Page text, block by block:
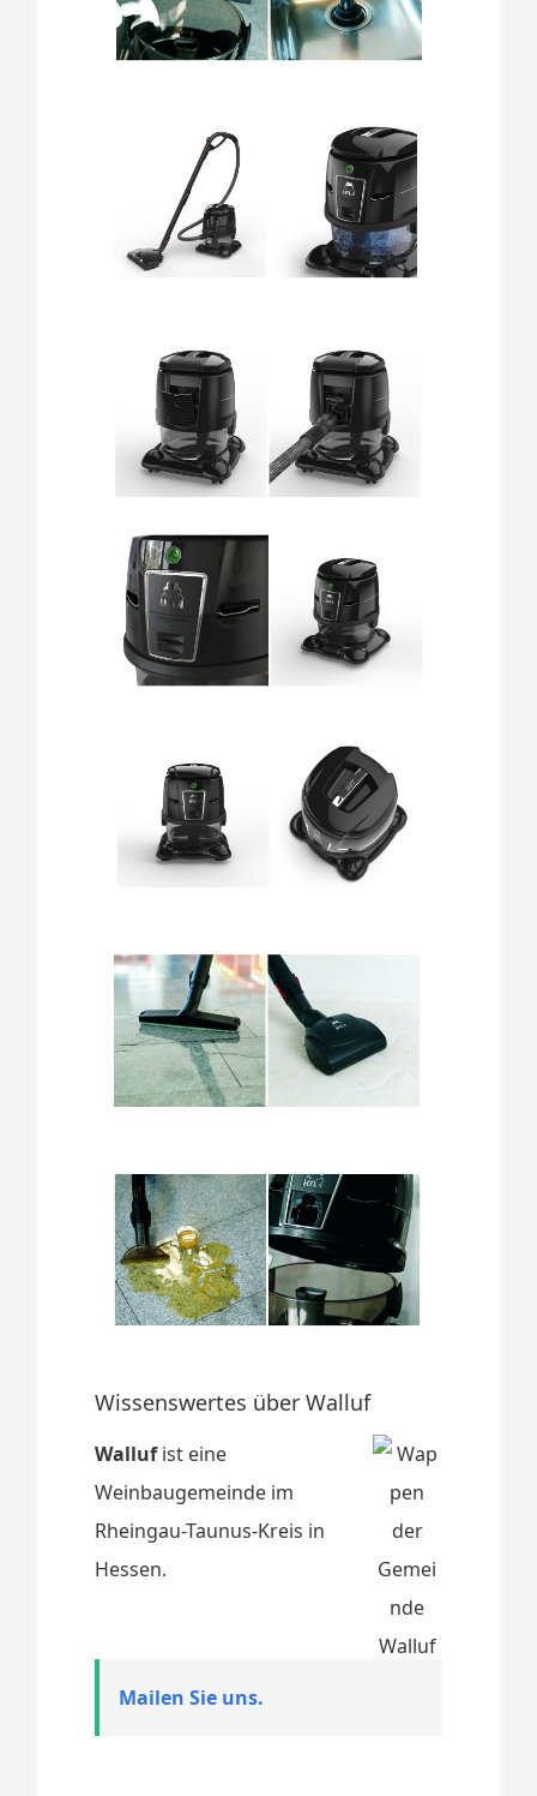
Wissenswertes über Walluf
Wallufist eine
Weinbaugemeinde im
Rheingau-Taunus-Kreis in
Hessen.
Mailen Sie uns.